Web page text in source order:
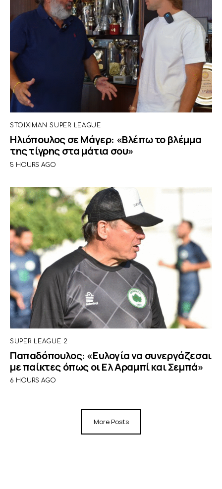
STOIXIMAN SUPER LEAGUE
Ηλιόπουλος σε Μάγερ: «Βλέπω το βλέμμα
της τίγρης στα μάτια σου»
5 HOURS AGO
SUPER LEAGUE 2
Παπαδόπουλος: «Ευλογία να συνεργάζεσαι
με παίκτες όπως οι Ελ Αραμπί και Σεμπά»
6 HOURS AGO
More Posts